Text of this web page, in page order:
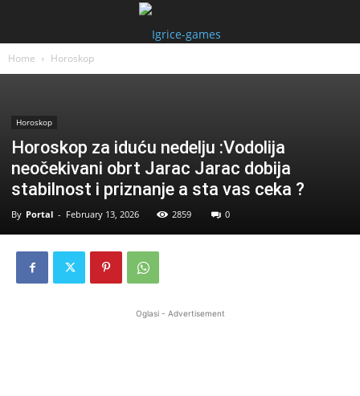
Home Horoskop
Horoskop
Horoskop za iduću nedelju :Vodolija
neočekivani obrt Jarac Jarac dobija
stabilnost i priznanje a sta vas ceka ?
By Portal - February 13, 2026 2859 0
Oglasi - Advertisement